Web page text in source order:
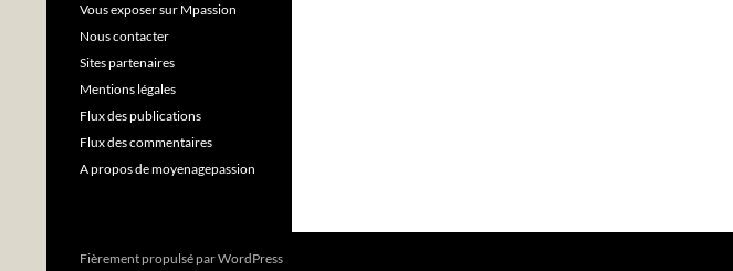
Vous exposer sur Mpassion
Nous contacter
Sites partenaires
Mentions légales
Flux des publications
Flux des commentaires
A propos de moyenagepassion
Fièrement propulsé par WordPress